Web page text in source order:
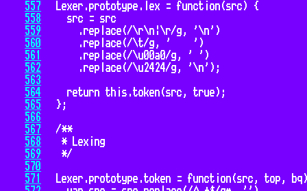
557
558
559
560
561
562
563
564
565
566
567
568
569
570
571